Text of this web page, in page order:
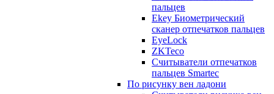
пальцев
Ekey Биометрический
сканер отпечатков пальцев
EyeLock
ZKTeco
Считыватели отпечатков
пальцев Smartec
По рисунку вен ладони